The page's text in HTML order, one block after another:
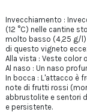
Invecchiamento :
(12 °C) nelle cantine
molto basso (4,25 g/l)
di questo vigneto
Alla vista : Veste color
Al naso : Un naso
In bocca : L'attacco è
note di frutti rossi
abbrustolite e sentori
e persistente.